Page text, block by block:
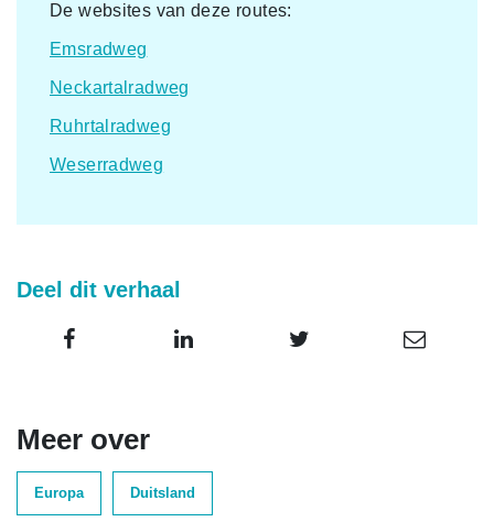
De websites van deze routes:
Emsradweg
Neckartalradweg
Ruhrtalradweg
Weserradweg
Deel dit verhaal
Meer over
Europa Duitsland